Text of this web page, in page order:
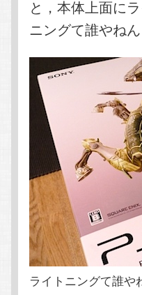
と，本体上面に
ニングて誰やね
ライトニングて誰や